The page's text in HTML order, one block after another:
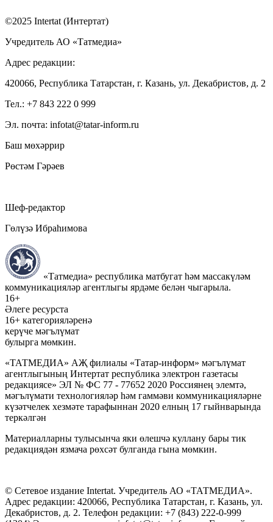
©2025 Intertat (Интертат)
Учредитель АО «Татмедиа»
Адрес редакции:
420066, Республика Татарстан, г. Казань, ул. Декабристов, д. 2
Тел.: +7 843 222 0 999
Эл. почта: infotat@tatar-inform.ru
Баш мөхәррир
Рөстәм Гәрәев
Шеф-редактор
Гөлүзә Ибраһимова
«Татмедиа» республика матбугат һәм массакүләм
коммуникацияләр агентлыгы ярдәме белән чыгарыла.
16+
Әлеге ресурста
16+ категорияләренә
керүче мәгълүмат
булырга мөмкин.
«ТАТМЕДИА» АҖ филиалы «Татар-информ» мәгълүмат
агентлыгының Интертат республика электрон газетасы
редакциясе» ЭЛ № ФС 77 - 77652 2020 Россиянең элемтә,
мәгълүмати технологияләр һәм гаммәви коммуникацияләрне
күзәтчелек хезмәте тарафыннан 2020 елның 17 гыйнварында
теркәлгән
Материалларны тулысынча яки өлешчә куллану бары тик
редакциядән язмача рөхсәт булганда гына мөмкин.
© Сетевое издание Intertat. Учредитель АО «ТАТМЕДИА».
Адрес редакции: 420066, Республика Татарстан, г. Казань, ул.
Декабристов, д. 2. Телефон редакции: +7 (843) 222-0-999